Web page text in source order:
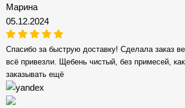
Марина
05.12.2024
Спасибо за быструю доставку! Сделала заказ
всё привезли. Щебень чистый, без примесей,
заказывать ещё